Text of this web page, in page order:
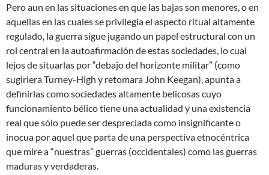
Pero aun en las situaciones en que las bajas son menores, o en
aquellas en las cuales se privilegia el aspecto ritual altamente
regulado, la guerra sigue jugando un papel estructural con un
rol central en la autoafirmación de estas sociedades, lo cual
lejos de situarlas por “debajo del horizonte militar” (como
sugiriera Turney-High y retomara John Keegan), apunta a
definirlas como sociedades altamente belicosas cuyo
funcionamiento bélico tiene una actualidad y una existencia
real que sólo puede ser despreciada como insignificante o
inocua por aquel que parta de una perspectiva etnocéntrica
que mire a “nuestras” guerras (occidentales) como las guerras
maduras y verdaderas.